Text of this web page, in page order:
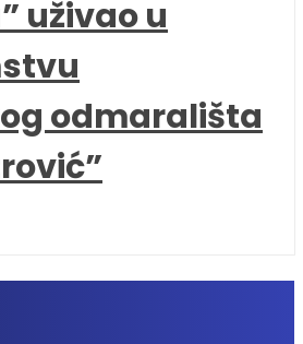
uživao u
odmarališta